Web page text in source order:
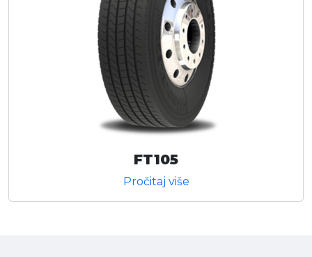
FT105
Pročitaj više